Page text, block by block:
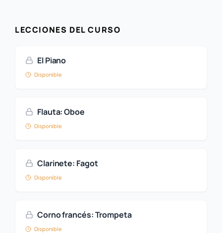
LECCIONES DEL CURSO
El Piano
Disponible
Flauta: Oboe
Disponible
Clarinete: Fagot
Disponible
Corno francés: Trompeta
Disponible